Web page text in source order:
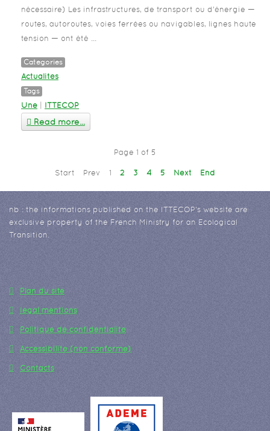
nécessaire) Les infrastructures, de transport ou d’énergie —
routes, autoroutes, voies ferrées ou navigables, lignes haute
tension — ont été ...
Categories
Actualités
Tags
Une ITTECOP
Read more...
Page 1 of 5
Start Prev 1 2 3 4 5 Next End
nb : the informations published on the ITTECOP's website are
exclusive property of the French Ministry for an Ecological
Transition.
Plan du site
legal mentions
Politique de confidentialité
Accessibilité (non conforme)
Contacts